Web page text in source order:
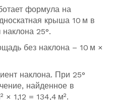
формула на
крыша 10 м в
25°.
без наклона – 10 м ×
наклона. При 25°
найденное в
× 1,12 = 134,4 м².